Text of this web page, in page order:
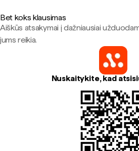
Bet koks klausimas
Aiškūs atsakymai į dažniausiai
jums reikia.
Nuskaitykite, kad